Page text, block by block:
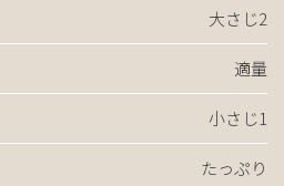
大さじ2
適量
小さじ1
たっぷり